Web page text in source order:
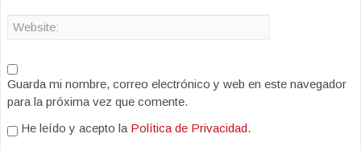
Guarda mi nombre, correo electrónico y web en este navegador
para la próxima vez que comente.
He leído y acepto la Política de Privacidad.